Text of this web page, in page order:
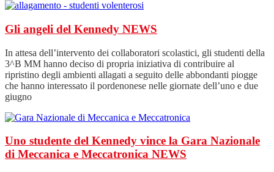
Gli angeli del Kennedy NEWS
In attesa dell’intervento dei collaboratori scolastici, gli studenti della
3^B MM hanno deciso di propria iniziativa di contribuire al
ripristino degli ambienti allagati a seguito delle abbondanti piogge
che hanno interessato il pordenonese nelle giornate dell’uno e due
giugno
Uno studente del Kennedy vince la Gara Nazionale
di Meccanica e Meccatronica NEWS